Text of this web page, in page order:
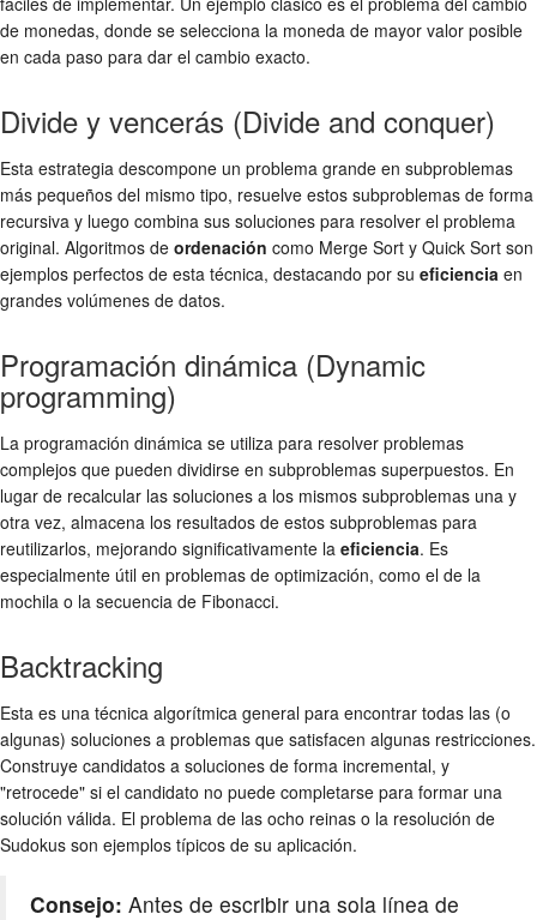
de monedas, donde se selecciona la moneda de mayor valor posible
en cada paso para dar el cambio exacto.
Divide y vencerás (Divide and conquer)
Esta estrategia descompone un problema grande en subproblemas
más pequeños del mismo tipo, resuelve estos subproblemas de forma
recursiva y luego combina sus soluciones para resolver el problema
original. Algoritmos de ordenación como Merge Sort y Quick Sort son
ejemplos perfectos de esta técnica, destacando por su eficiencia en
grandes volúmenes de datos.
Programación dinámica (Dynamic
programming)
La programación dinámica se utiliza para resolver problemas
complejos que pueden dividirse en subproblemas superpuestos. En
lugar de recalcular las soluciones a los mismos subproblemas una y
otra vez, almacena los resultados de estos subproblemas para
reutilizarlos, mejorando significativamente la eficiencia. Es
especialmente útil en problemas de optimización, como el de la
mochila o la secuencia de Fibonacci.
Backtracking
Esta es una técnica algorítmica general para encontrar todas las (o
algunas) soluciones a problemas que satisfacen algunas restricciones.
Construye candidatos a soluciones de forma incremental, y
"retrocede" si el candidato no puede completarse para formar una
solución válida. El problema de las ocho reinas o la resolución de
Sudokus son ejemplos típicos de su aplicación.
Consejo: Antes de escribir una sola línea de